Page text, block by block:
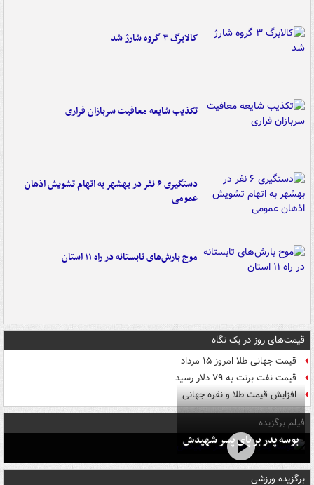
کالابرگ ۳ گروه شارژ شد
تکذیب شایعه معافیت سربازان فراری
دستگیری ۶ نفر در بهشهر به اتهام تشویش اذهان
عمومی
موج بارش‌های تابستانه در راه ۱۱ استان
قیمت‌های روز در یک نگاه
قیمت جهانی طلا امروز ۱۵ مرداد
قیمت نفت برنت به ۷۹ دلار رسید
افزایش قیمت طلا و نقره جهانی
فیلم برگزیده
بوسه‌ پدر بر پای پسر شهیدش
برگزیده ورزشی